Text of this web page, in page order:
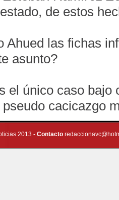
de estos
Ahued las fichas
asunto?
el único caso bajo
cacicazgo
2013 - Contacto